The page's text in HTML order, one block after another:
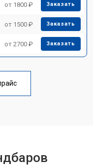
от 1800 ₽ Заказать
от 1500 ₽ Заказать
от 2700 ₽ Заказать